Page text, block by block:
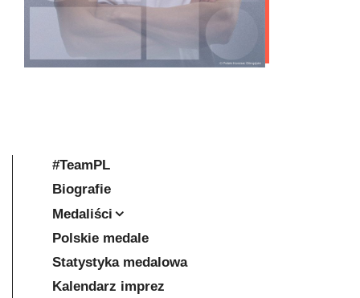
#TeamPL
Biografie
Medaliści
Polskie medale
Statystyka medalowa
Kalendarz imprez